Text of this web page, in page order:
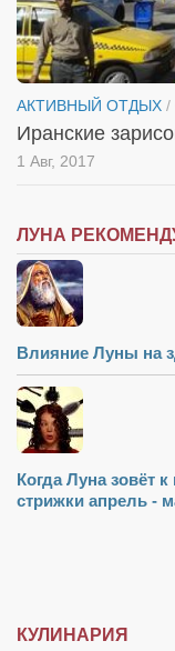
АКТИВНЫЙ ОТДЫХ /
Иранские
1 Авг, 2017
ЛУНА
Влияние Луны на
Когда Луна зовёт
стрижки апрель -
КУЛИНАРИЯ